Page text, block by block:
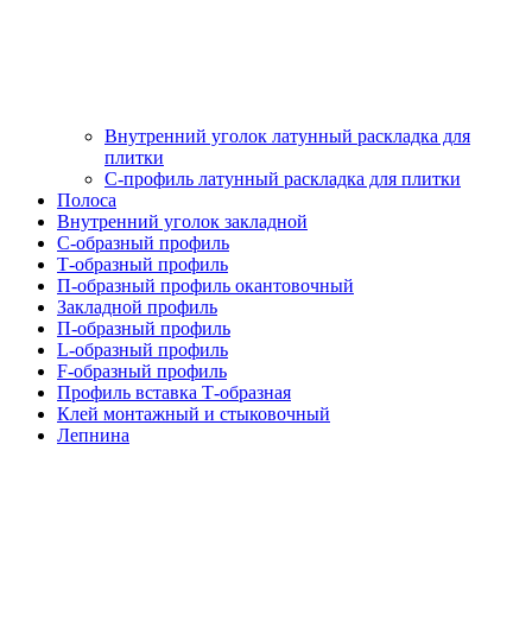
Внутренний уголок латунный раскладка для
плитки
С-профиль латунный раскладка для плитки
Полоса
Внутренний уголок закладной
С-образный профиль
Т-образный профиль
П-образный профиль окантовочный
Закладной профиль
П-образный профиль
L-образный профиль
F-образный профиль
Профиль вставка Т-образная
Клей монтажный и стыковочный
Лепнина